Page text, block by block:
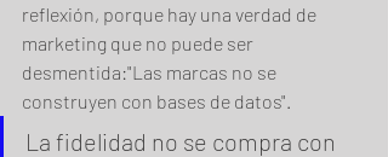
reflexión, porque hay una verdad de
marketing que no puede ser
desmentida:"Las marcas no se
construyen con bases de datos".
La fidelidad no se compra con